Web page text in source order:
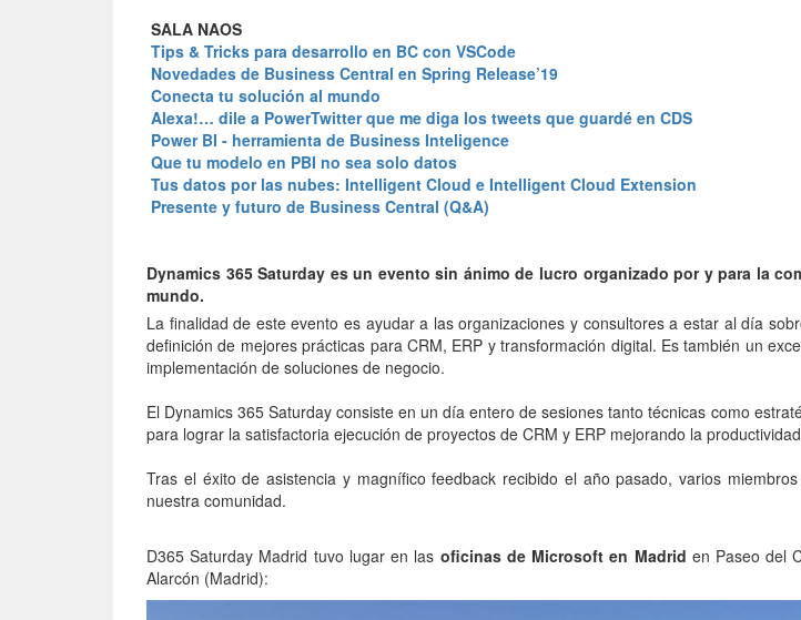
SALA NAOS
Tips & Tricks para desarrollo en BC con VSCode
Novedades de Business Central en Spring Release’19
Conecta tu solución al mundo
Alexa!… dile a PowerTwitter que me diga los tweets que guardé en CDS
Power BI - herramienta de Business Inteligence
Que tu modelo en PBI no sea solo datos
Tus datos por las nubes: Intelligent Cloud e Intelligent Cloud Extension
Presente y futuro de Business Central (Q&A)
Dynamics 365 Saturday es un evento sin ánimo de lucro organizado por y para la
mundo.
La finalidad de este evento es ayudar a las organizaciones y consultores a estar al día
definición de mejores prácticas para CRM, ERP y transformación digital. Es también un
implementación de soluciones de negocio.
El Dynamics 365 Saturday consiste en un día entero de sesiones tanto técnicas como
para lograr la satisfactoria ejecución de proyectos de CRM y ERP mejorando la
Tras el éxito de asistencia y magnífico feedback recibido el año pasado, varios
nuestra comunidad.
D365 Saturday Madrid tuvo lugar en las oficinas de Microsoft en Madrid en Paseo del
Alarcón (Madrid):